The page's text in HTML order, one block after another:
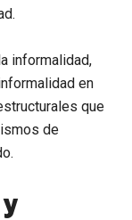
informalidad,
en
que
de